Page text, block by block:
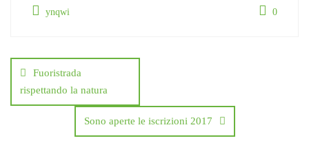
ynqwi 0
articoli
Fuoristrada
rispettando la natura
Sono aperte le iscrizioni 2017